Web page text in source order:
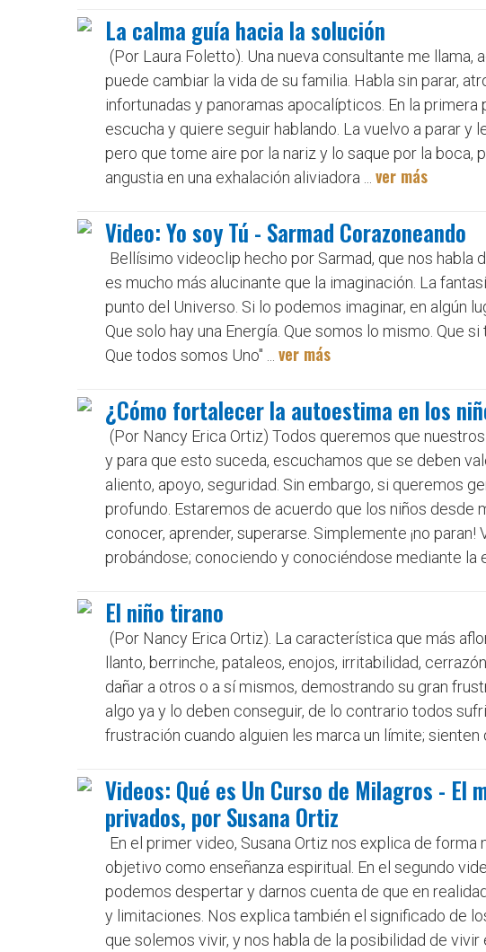
La calma guía hacia la solución
(Por Laura Foletto). Una nueva consultante me
puede cambiar la vida de su familia. Habla sin parar,
infortunadas y panoramas apocalípticos. En la
escucha y quiere seguir hablando. La vuelvo a parar
pero que tome aire por la nariz y lo saque por la
angustia en una exhalación aliviadora ... ver más
Video: Yo soy Tú - Sarmad Corazoneando
Bellísimo videoclip hecho por Sarmad, que nos habla
es mucho más alucinante que la imaginación. La
punto del Universo. Si lo podemos imaginar, en algún
Que solo hay una Energía. Que somos lo mismo. Que
Que todos somos Uno" ... ver más
¿Cómo fortalecer la autoestima en los
(Por Nancy Erica Ortiz) Todos queremos que
y para que esto suceda, escuchamos que se deben
aliento, apoyo, seguridad. Sin embargo, si queremos
profundo. Estaremos de acuerdo que los niños desde
conocer, aprender, superarse. Simplemente ¡no
probándose; conociendo y conociéndose mediante la
El niño tirano
(Por Nancy Erica Ortiz). La característica que más
llanto, berrinche, pataleos, enojos, irritabilidad,
dañar a otros o a sí mismos, demostrando su gran
algo ya y lo deben conseguir, de lo contrario todos
frustración cuando alguien les marca un límite; sienten
Videos: Qué es Un Curso de Milagros -
privados, por Susana Ortiz
En el primer video, Susana Ortiz nos explica de
objetivo como enseñanza espiritual. En el segundo
podemos despertar y darnos cuenta de que en
y limitaciones. Nos explica también el significado de
que solemos vivir, y nos habla de la posibilidad de